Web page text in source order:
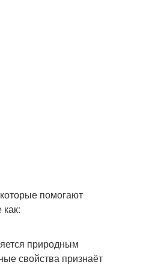
помогают
природным
свойства признаёт